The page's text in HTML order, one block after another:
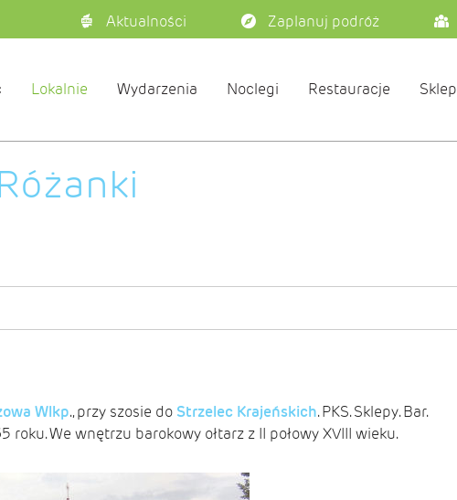
Aktualności Zaplanuj podróż
Lokalnie Wydarzenia Noclegi Restauracje Sklep
Wlkp., przy szosie do Strzelec Krajeńskich. PKS. Sklepy. Bar.
We wnętrzu barokowy ołtarz z II połowy XVIII wieku.